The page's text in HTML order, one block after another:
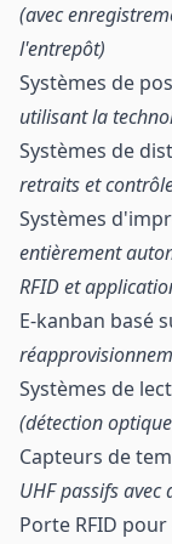
(avec
l'entrepôt)
Systèmes de
utilisant la
Systèmes de
retraits et
Systèmes
entièrement
RFID et
E-kanban basé
Systèmes de
(détection
Capteurs de
UHF passifs avec
Porte RFID